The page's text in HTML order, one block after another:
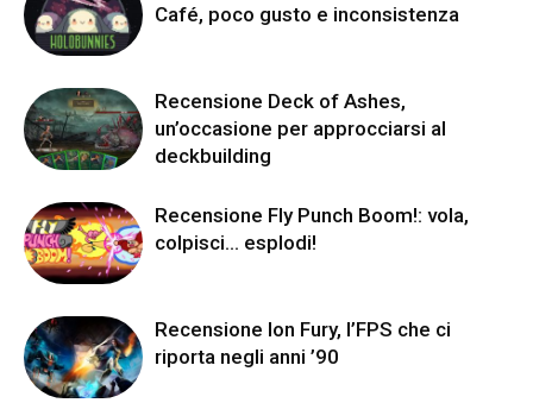
Café, poco gusto e inconsistenza
Recensione Deck of Ashes,
un’occasione per approcciarsi al
deckbuilding
Recensione Fly Punch Boom!: vola,
colpisci… esplodi!
Recensione Ion Fury, l’FPS che ci
riporta negli anni ’90